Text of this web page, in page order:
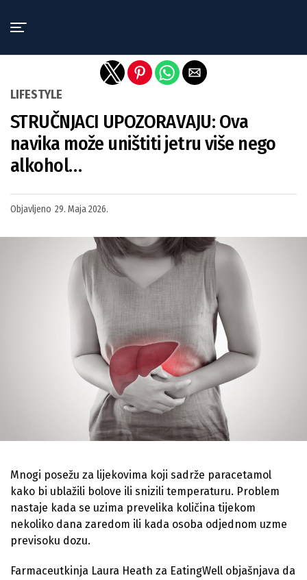
LIFESTYLE
STRUČNJACI UPOZORAVAJU: Ova
navika može uništiti jetru više nego
alkohol…
Objavljeno 29. Maja 2026.
Mnogi posežu za lijekovima koji sadrže paracetamol
kako bi ublažili bolove ili snizili temperaturu. Problem
nastaje kada se uzima prevelika količina tijekom
nekoliko dana zaredom ili kada osoba odjednom uzme
previsoku dozu.
Farmaceutkinja Laura Heath za EatingWell objašnjava da